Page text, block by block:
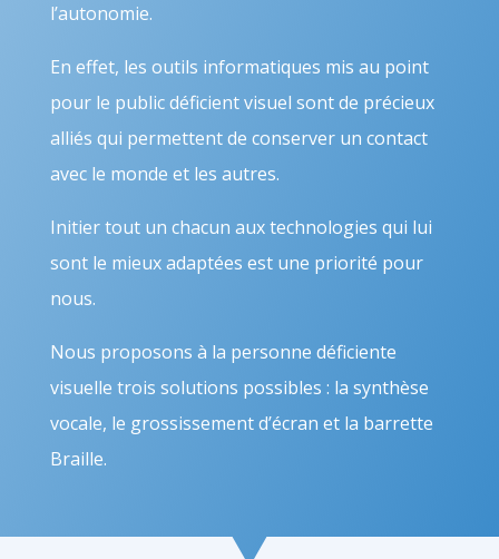
l’autonomie.
En effet, les outils informatiques mis au point
pour le public déficient visuel sont de précieux
alliés qui permettent de conserver un contact
avec le monde et les autres.
Initier tout un chacun aux technologies qui lui
sont le mieux adaptées est une priorité pour
nous.
Nous proposons à la personne déficiente
visuelle trois solutions possibles : la synthèse
vocale, le grossissement d’écran et la barrette
Braille.